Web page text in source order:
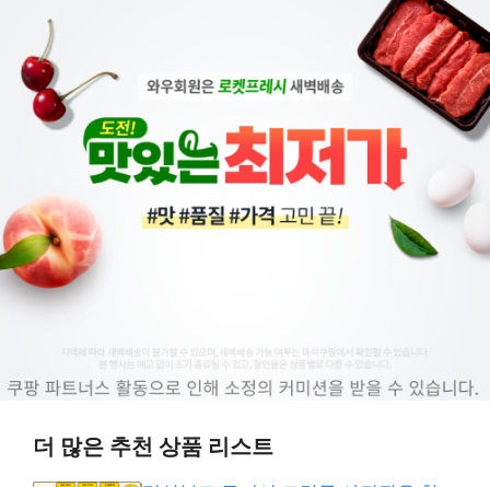
더 많은 추천 상품 리스트